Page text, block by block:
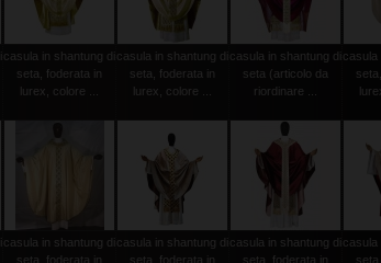
casula in shantung di
seta, foderata in
lurex, colore ...
casula in shantung di
seta, foderata in
lurex, colore ...
casula in shantung di
seta (articolo da
riordinare ...
casula
casula in shantung di
seta, foderata in
casula in shantung di
seta, foderata in
casula in shantung di
seta, foderata in
casula